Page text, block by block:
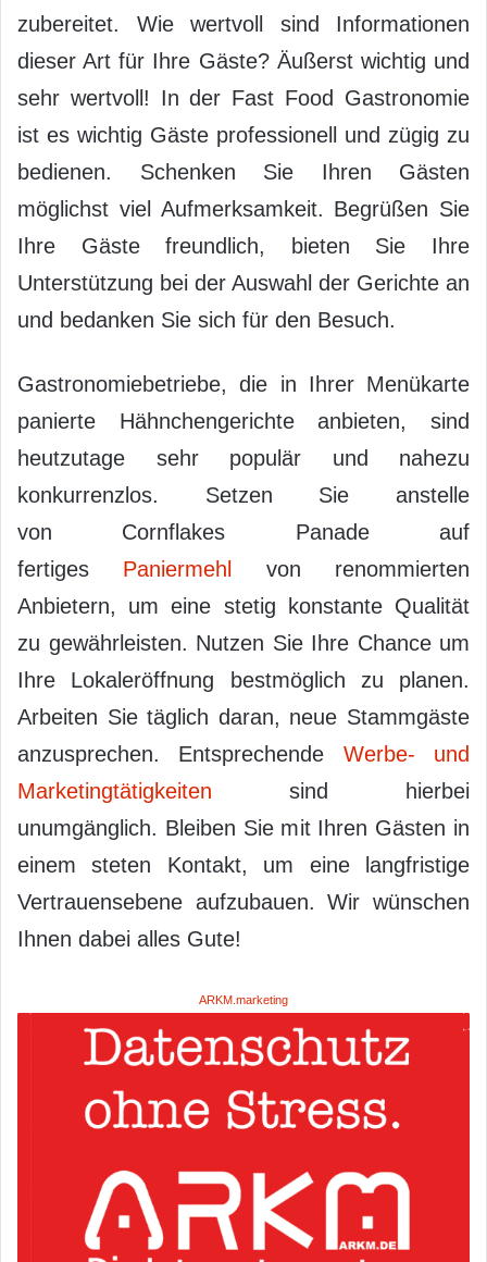
zubereitet. Wie wertvoll sind Informationen
dieser Art für Ihre Gäste? Äußerst wichtig und
sehr wertvoll! In der Fast Food Gastronomie
ist es wichtig Gäste professionell und zügig zu
bedienen. Schenken Sie Ihren Gästen
möglichst viel Aufmerksamkeit. Begrüßen Sie
Ihre Gäste freundlich, bieten Sie Ihre
Unterstützung bei der Auswahl der Gerichte an
und bedanken Sie sich für den Besuch.
Gastronomiebetriebe, die in Ihrer Menükarte
panierte Hähnchengerichte anbieten, sind
heutzutage sehr populär und nahezu
konkurrenzlos. Setzen Sie anstelle
von Cornflakes Panade auf
fertiges Paniermehl von renommierten
Anbietern, um eine stetig konstante Qualität
zu gewährleisten. Nutzen Sie Ihre Chance um
Ihre Lokaleröffnung bestmöglich zu planen.
Arbeiten Sie täglich daran, neue Stammgäste
anzusprechen. Entsprechende Werbe- und
Marketingtätigkeiten sind hierbei
unumgänglich. Bleiben Sie mit Ihren Gästen in
einem steten Kontakt, um eine langfristige
Vertrauensebene aufzubauen. Wir wünschen
Ihnen dabei alles Gute!
ARKM.marketing